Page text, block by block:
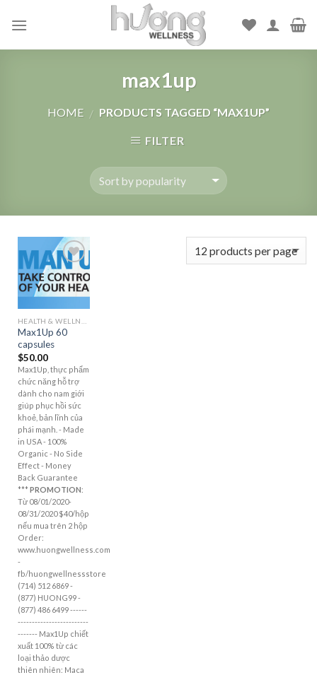
max1up
HOME / PRODUCTS TAGGED “MAX1UP”
FILTER
Add to
Wishlist
Max1Up 60
capsules
$50.00
Max1Up, thực phẩm
chức năng hỗ trợ
dành cho nam giới
giúp phục hồi sức
khoẻ, bản lĩnh của
phái mạnh. - Made
in USA - 100%
Organic - No Side
Effect - Money
Back Guarantee
*** PROMOTION:
Từ 08/01/2020-
08/31/2020 $40/hộp
nếu mua trên 2 hộp
Order:
www.huongwellness.com
-
fb/huongwellnessstore
(714) 512 6869 -
(877) HUONG99 -
(877) 486 6499 ------
-------------------------
------- Max1Up chiết
xuất 100% từ các
loại thảo dược
thiên nhiên: Maca